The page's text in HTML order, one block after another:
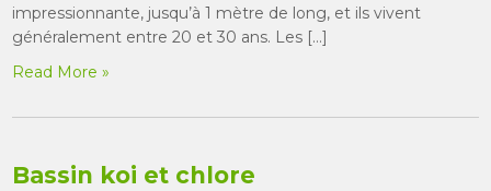
impressionnante, jusqu’à 1 mètre de long, et ils vivent
généralement entre 20 et 30 ans. Les […]
Read More »
Bassin koi et chlore